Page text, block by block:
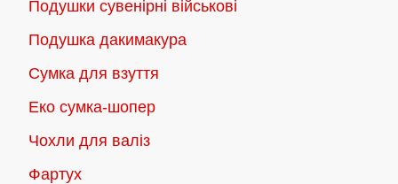
Подушки сувенірні військові
Подушка дакимакура
Сумка для взуття
Еко сумка-шопер
Чохли для валіз
Фартух